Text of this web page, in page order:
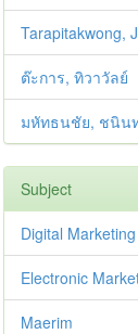
Tarapitakwong,
ต๊ะการ, ทิวาวัลย์
มหัทธนชัย, ชนิน
Subject
Digital Marketing
Electronic
Maerim